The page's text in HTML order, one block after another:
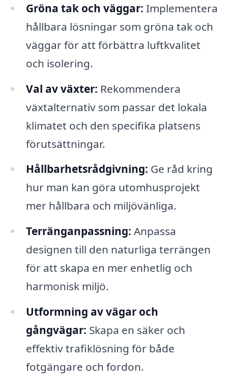
Gröna tak och väggar: Implementera
hållbara lösningar som gröna tak och
väggar för att förbättra luftkvalitet
och isolering.
Val av växter: Rekommendera
växtalternativ som passar det lokala
klimatet och den specifika platsens
förutsättningar.
Hållbarhetsrådgivning: Ge råd kring
hur man kan göra utomhusprojekt
mer hållbara och miljövänliga.
Terränganpassning: Anpassa
designen till den naturliga terrängen
för att skapa en mer enhetlig och
harmonisk miljö.
Utformning av vägar och
gångvägar: Skapa en säker och
effektiv trafiklösning för både
fotgängare och fordon.